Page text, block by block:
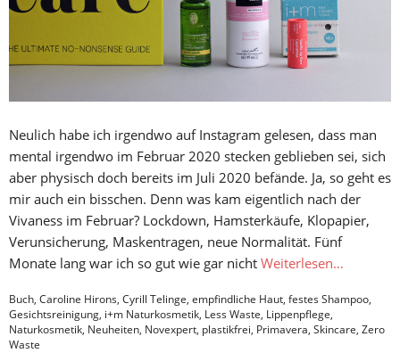
Neulich habe ich irgendwo auf Instagram gelesen, dass man
mental irgendwo im Februar 2020 stecken geblieben sei, sich
aber physisch doch bereits im Juli 2020 befände. Ja, so geht es
mir auch ein bisschen. Denn was kam eigentlich nach der
Vivaness im Februar? Lockdown, Hamsterkäufe, Klopapier,
Verunsicherung, Maskentragen, neue Normalität. Fünf
Monate lang war ich so gut wie gar nicht Weiterlesen…
Buch, Caroline Hirons, Cyrill Telinge, empfindliche Haut, festes Shampoo,
Gesichtsreinigung, i+m Naturkosmetik, Less Waste, Lippenpflege,
Naturkosmetik, Neuheiten, Novexpert, plastikfrei, Primavera, Skincare, Zero
Waste